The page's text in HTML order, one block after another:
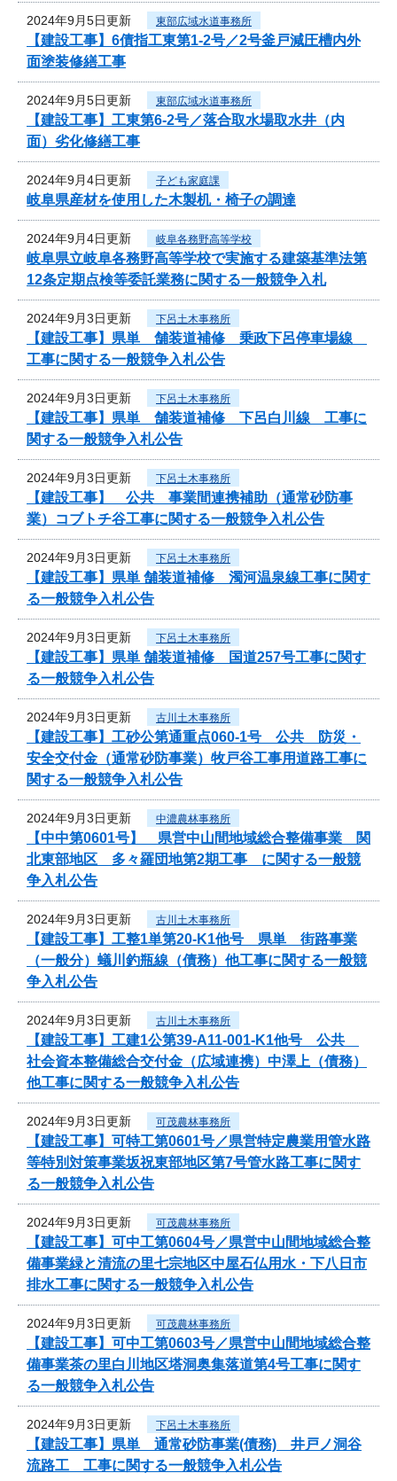
2024年9月5日更新 東部広域水道事務所
【建設工事】6債指工東第1-2号／2号釜戸減圧槽内外
面塗装修繕工事
2024年9月5日更新 東部広域水道事務所
【建設工事】工東第6-2号／落合取水場取水井（内
面）劣化修繕工事
2024年9月4日更新 子ども家庭課
岐阜県産材を使用した木製机・椅子の調達
2024年9月4日更新 岐阜各務野高等学校
岐阜県立岐阜各務野高等学校で実施する建築基準法第
12条定期点検等委託業務に関する一般競争入札
2024年9月3日更新 下呂土木事務所
【建設工事】県単 舗装道補修 乗政下呂停車場線
工事に関する一般競争入札公告
2024年9月3日更新 下呂土木事務所
【建設工事】県単 舗装道補修 下呂白川線 工事に
関する一般競争入札公告
2024年9月3日更新 下呂土木事務所
【建設工事】 公共 事業間連携補助（通常砂防事
業）コブトチ谷工事に関する一般競争入札公告
2024年9月3日更新 下呂土木事務所
【建設工事】県単 舗装道補修 濁河温泉線工事に関す
る一般競争入札公告
2024年9月3日更新 下呂土木事務所
【建設工事】県単 舗装道補修 国道257号工事に関す
る一般競争入札公告
2024年9月3日更新 古川土木事務所
【建設工事】工砂公第通重点060-1号 公共 防災・
安全交付金（通常砂防事業）牧戸谷工事用道路工事に
関する一般競争入札公告
2024年9月3日更新 中濃農林事務所
【中中第0601号】 県営中山間地域総合整備事業 関
北東部地区 多々羅団地第2期工事 に関する一般競
争入札公告
2024年9月3日更新 古川土木事務所
【建設工事】工整1単第20-K1他号 県単 街路事業
（一般分）蟻川釣瓶線（債務）他工事に関する一般競
争入札公告
2024年9月3日更新 古川土木事務所
【建設工事】工建1公第39-A11-001-K1他号 公共
社会資本整備総合交付金（広域連携）中澤上（債務）
他工事に関する一般競争入札公告
2024年9月3日更新 可茂農林事務所
【建設工事】可特工第0601号／県営特定農業用管水路
等特別対策事業坂祝東部地区第7号管水路工事に関す
る一般競争入札公告
2024年9月3日更新 可茂農林事務所
【建設工事】可中工第0604号／県営中山間地域総合整
備事業緑と清流の里七宗地区中屋石仏用水・下八日市
排水工事に関する一般競争入札公告
2024年9月3日更新 可茂農林事務所
【建設工事】可中工第0603号／県営中山間地域総合整
備事業茶の里白川地区塔洞奥集落道第4号工事に関す
る一般競争入札公告
2024年9月3日更新 下呂土木事務所
【建設工事】県単 通常砂防事業(債務) 井戸ノ洞谷
流路工 工事に関する一般競争入札公告